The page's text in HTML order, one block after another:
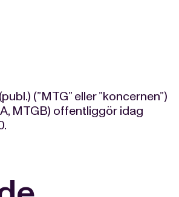
(”MTG” eller ”koncernen”)
MTGB) offentliggör idag